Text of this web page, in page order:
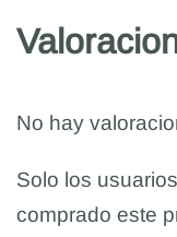
No hay
Solo los
comprado este